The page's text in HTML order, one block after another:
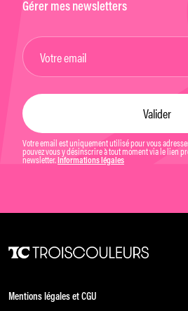
Gérer mes newsletters
Votre email est uniquement utilisé pour vous
pouvez vous y désinscrire à tout moment via le lien
newsletter. Informations légales
Mentions légales et CGU